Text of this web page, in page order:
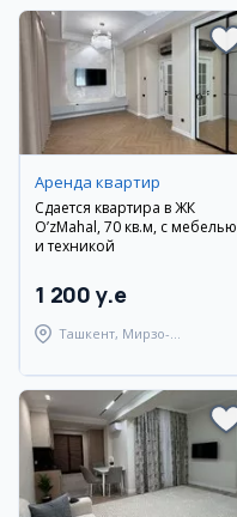
Аренда квартир
Сдается квартира в ЖК
O’zMahal, 70 кв.м, с мебелью
и техникой
1 200 y.e
Ташкент, Мирзо-